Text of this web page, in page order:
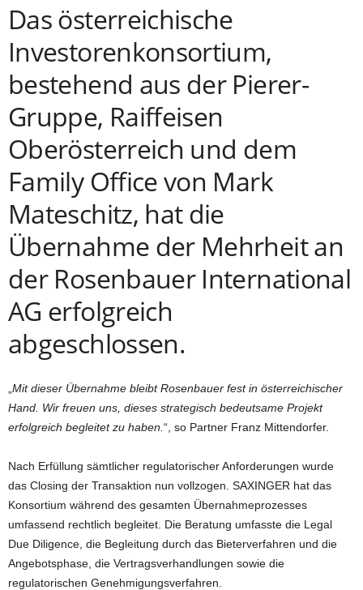
Das österreichische
Investorenkonsortium,
bestehend aus der Pierer-
Gruppe, Raiffeisen
Oberösterreich und dem
Family Office von Mark
Mateschitz, hat die
Übernahme der Mehrheit an
der Rosenbauer International
AG erfolgreich
abgeschlossen.
Mit dieser Übernahme bleibt Rosenbauer fest in österreichischer
Hand. Wir freuen uns, dieses strategisch bedeutsame Projekt
erfolgreich begleitet zu haben. “, so Partner Franz Mittendorfer.
Nach Erfüllung sämtlicher regulatorischer Anforderungen wurde
das Closing der Transaktion nun vollzogen. SAXINGER hat das
Konsortium während des gesamten Übernahmeprozesses
umfassend rechtlich begleitet. Die Beratung umfasste die Legal
Due Diligence, die Begleitung durch das Bieterverfahren und die
Angebotsphase, die Vertragsverhandlungen sowie die
regulatorischen Genehmigungsverfahren.